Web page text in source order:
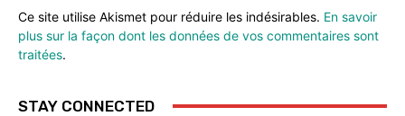
Ce site utilise Akismet pour réduire les indésirables. En savoir
plus sur la façon dont les données de vos commentaires sont
traitées.
STAY CONNECTED